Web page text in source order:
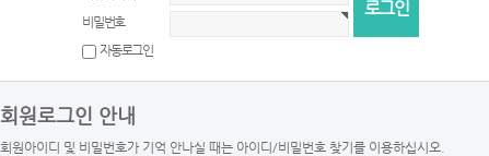
비밀번호
자동로그인
회원로그인 안내
회원아이디 및 비밀번호가 기억 안나실 때는 아이디/비밀번호 찾기를 이용하십시오.